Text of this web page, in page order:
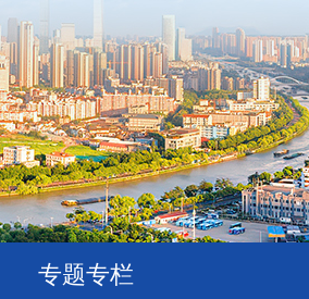
专题专栏